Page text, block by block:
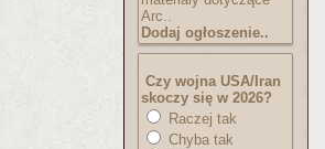
Arc..
Dodaj ogłoszenie..
Czy wojna USA/Iran
skoczy się w 2026?
Raczej tak
Chyba tak